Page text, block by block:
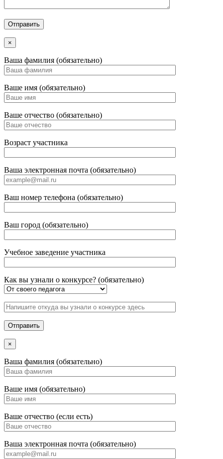
×
Ваша фамилия (обязательно)
Ваше имя (обязательно)
Ваше отчество (обязательно)
Возраст участника
Ваша электронная почта (обязательно)
Ваш номер телефона (обязательно)
Ваш город (обязательно)
Учебное заведение участника
Как вы узнали о конкурсе? (обязательно)
×
Ваша фамилия (обязательно)
Ваше имя (обязательно)
Ваше отчество (если есть)
Ваша электронная почта (обязательно)